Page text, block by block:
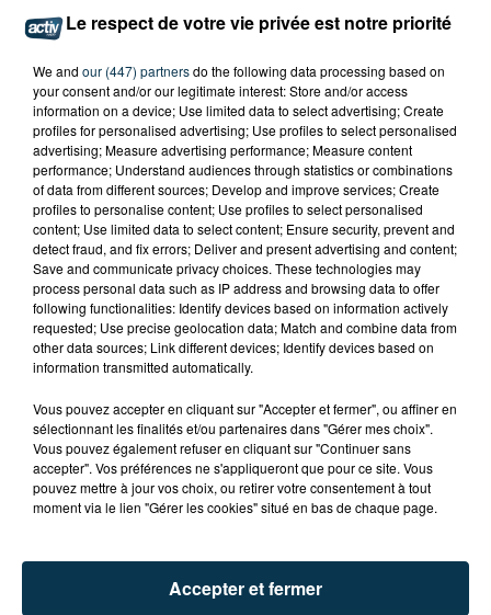
TITRES DIFFUSÉS
6h57
6h57 6h51
6h51
Le respect de votre vie privée est notre priorité
We and our (447) partnersdo the following data processing based on
your consent and/or our legitimate interest: Store and/or access
information on a device; Use limited data to select advertising; Create
profiles for personalised advertising; Use profiles to select personalised
advertising; Measure advertising performance; Measure content
performance; Understand audiences through statistics or combinations
of data from different sources; Develop and improve services; Create
profiles to personalise content; Use profiles to select personalised
content; Use limited data to select content; Ensure security, prevent and
detect fraud, and fix errors; Deliver and present advertising and content;
Save and communicate privacy choices. These technologies may
process personal data such as IP address and browsing data to offer
following functionalities: Identify devices based on information actively
requested; Use precise geolocation data; Match and combine data from
other data sources; Link different devices; Identify devices based on
information transmitted automatically.
Vous pouvez accepter en cliquant sur "Accepter et fermer", ou affiner en
sélectionnant les finalités et/ou partenaires dans "Gérer mes choix".
Vous pouvez également refuser en cliquant sur "Continuer sans
accepter". Vos préférences ne s'appliqueront que pour ce site. Vous
pouvez mettre à jour vos choix, ou retirer votre consentement à tout
moment via le lien "Gérer les cookies" situé en bas de chaque page.
Accepter et fermer